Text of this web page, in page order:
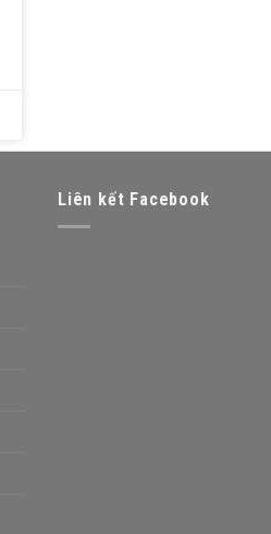
Liên kết Facebook